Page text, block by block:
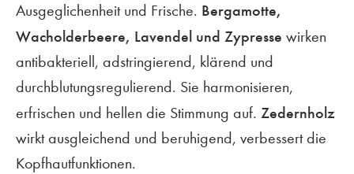
Ausgeglichenheit und Frische. Bergamotte,
Wacholderbeere, Lavendel und Zypresse wirken
antibakteriell, adstringierend, klärend und
durchblutungsregulierend. Sie harmonisieren,
erfrischen und hellen die Stimmung auf. Zedernholz
wirkt ausgleichend und beruhigend, verbessert die
Kopfhautfunktionen.